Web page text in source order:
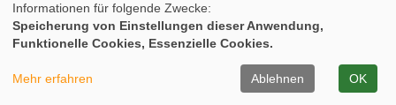
Business
Infos zum Europäischen
Computer-Pass XPERT
Informationen für folgende Zwecke:
Speicherung von Einstellungen dieser Anwendung,
Funktionelle Cookies, Essenzielle Cookies.
Mehr erfahren Ablehnen OK